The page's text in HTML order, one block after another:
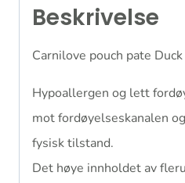
Beskrivelse
Carnilove pouch pate
Hypoallergen og lett
mot fordøyelseskanalen
fysisk tilstand.
Det høye innholdet av